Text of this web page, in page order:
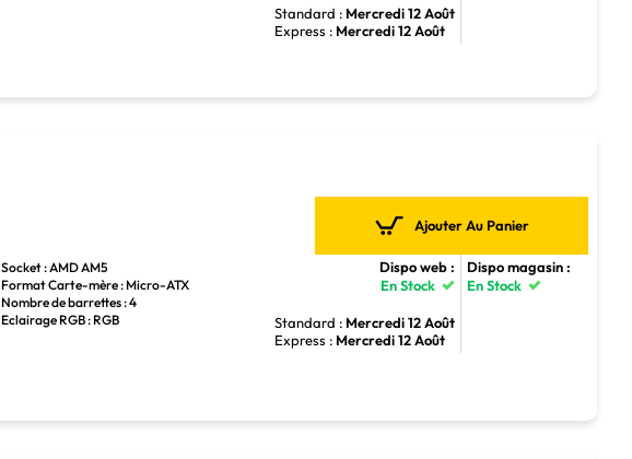
Standard : Mercredi 12 Août
Express : Mercredi 12 Août
Socket : AMD AM5
Format Carte-mère : Micro-ATX
Nombre de barrettes : 4
Eclairage RGB : RGB
Ajouter Au Panier
Dispo web :
En Stock
Standard : Mercredi 12 Août
Express : Mercredi 12 Août
Dispo magasin :
En Stock